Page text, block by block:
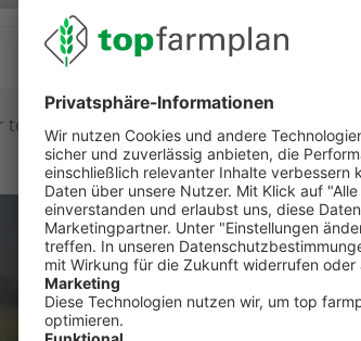
topfarmplan-Mailadresse
Kontakt zum